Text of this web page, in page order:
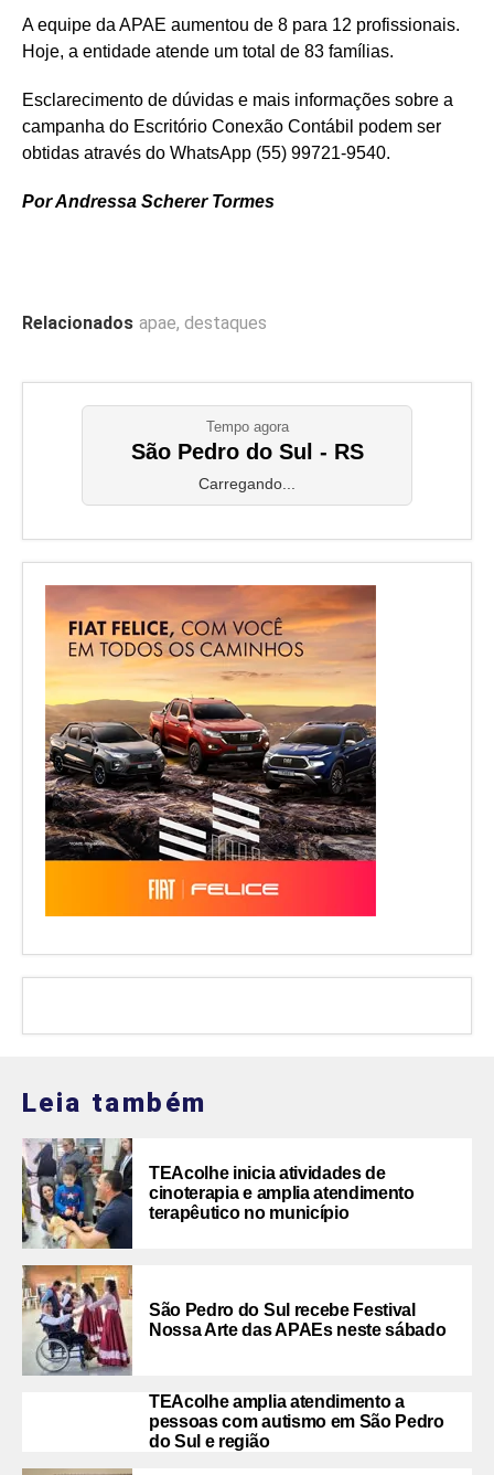
A equipe da APAE aumentou de 8 para 12 profissionais.
Hoje, a entidade atende um total de 83 famílias.
Esclarecimento de dúvidas e mais informações sobre a
campanha do Escritório Conexão Contábil podem ser
obtidas através do WhatsApp (55) 99721-9540.
Por Andressa Scherer Tormes
Relacionados apae, destaques
Tempo agora
São Pedro do Sul - RS
Carregando...
Leia também
TEAcolhe inicia atividades de
cinoterapia e amplia atendimento
terapêutico no município
São Pedro do Sul recebe Festival
Nossa Arte das APAEs neste sábado
TEAcolhe amplia atendimento a
pessoas com autismo em São Pedro
do Sul e região